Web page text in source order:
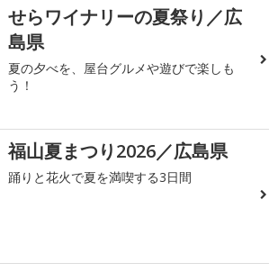
せらワイナリーの夏祭り／広
島県
夏の夕べを、屋台グルメや遊びで楽しも
う！
福山夏まつり2026／広島県
踊りと花火で夏を満喫する3日間